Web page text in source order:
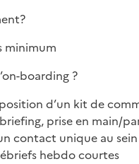
minimum
boarding ?
d’un kit de
prise en main/
contact unique au sein
hebdo courtes